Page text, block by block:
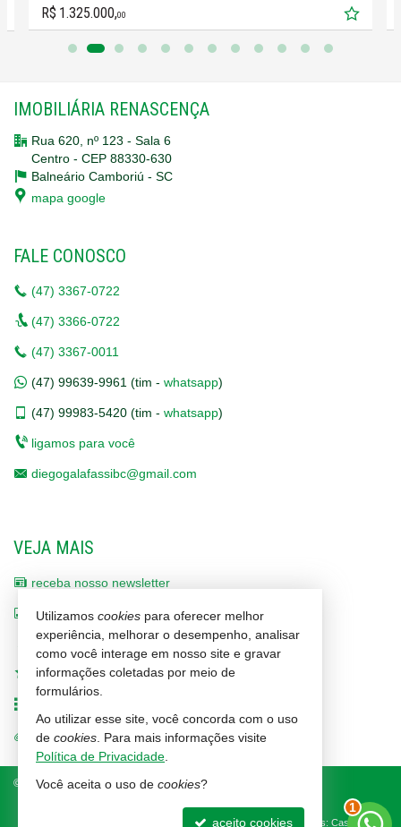
R$ 1.325.000,00
IMOBILIÁRIA RENASCENÇA
Rua 620, nº 123 - Sala 6
Centro - CEP 88330-630
Balneário Camboriú - SC
mapa google
FALE CONOSCO
(47) 3367-0722
(47) 3366-0722
(47) 3367-0011
(47) 99639-9961 (tim - whatsapp)
(47) 99983-5420 (tim - whatsapp)
ligamos para você
diegogalafassibc@gmail.com
VEJA MAIS
receba nosso newsletter
indicadores financeiros
cadastre seu imóvel
imóveis favoritos
trabalhe conosco
© 2026 CRECI/SC 1464-J Política de Privacidade
Site para imobiliárias: Castel Digital
1
Utilizamos cookies para oferecer melhor
experiência, melhorar o desempenho, analisar
como você interage em nosso site e gravar
informações coletadas por meio de
formulários.
Ao utilizar esse site, você concorda com o uso
de cookies . Para mais informações visite
Política de Privacidade
Você aceita o uso de cookies?
aceito cookies